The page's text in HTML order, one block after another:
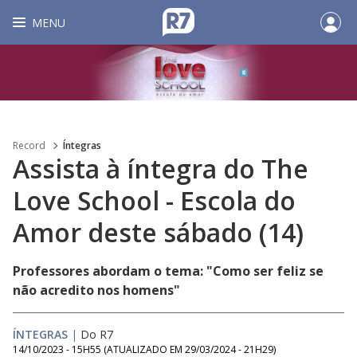
MENU
Record Íntegras
Assista à íntegra do The
Love School - Escola do
Amor deste sábado (14)
Professores abordam o tema: "Como ser feliz se
não acredito nos homens"
ÍNTEGRAS | Do R7
14/10/2023 - 15H55 (ATUALIZADO EM 29/03/2024 - 21H29)